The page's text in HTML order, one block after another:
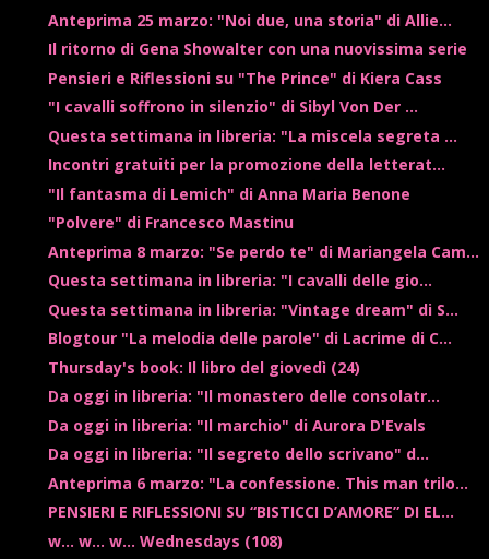
Anteprima 25 marzo: "Noi due, una storia" di Allie...
Il ritorno di Gena Showalter con una nuovissima serie
Pensieri e Riflessioni su "The Prince" di Kiera Cass
"I cavalli soffrono in silenzio" di Sibyl Von Der ...
Questa settimana in libreria: "La miscela segreta ...
Incontri gratuiti per la promozione della letterat...
"Il fantasma di Lemich" di Anna Maria Benone
"Polvere" di Francesco Mastinu
Anteprima 8 marzo: "Se perdo te" di Mariangela Cam...
Questa settimana in libreria: "I cavalli delle gio...
Questa settimana in libreria: "Vintage dream" di S...
Blogtour "La melodia delle parole" di Lacrime di C...
Thursday's book: Il libro del giovedì (24)
Da oggi in libreria: "Il monastero delle consolatr...
Da oggi in libreria: "Il marchio" di Aurora D'Evals
Da oggi in libreria: "Il segreto dello scrivano" d...
Anteprima 6 marzo: "La confessione. This man trilo...
PENSIERI E RIFLESSIONI SU “BISTICCI D’AMORE” DI EL...
w... w... w... Wednesdays (108)